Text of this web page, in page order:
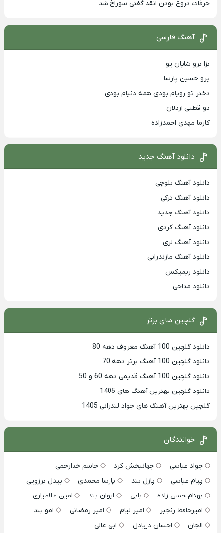
حرفات دروغ بودن انقد گفتی سوراخ شد
آهنگ فارسی
بزا برو شایان یو
پرو حسین پارسا
دختر تو رویام بودی همه دنیام بودی
دو قطبی اردلان
کارما مهدی احمدزاده
دانلود آهنگ جدید
دانلود آهنگ بلوچی
دانلود آهنگ ترکی
دانلود آهنگ جدید
دانلود آهنگ کردی
دانلود آهنگ لری
دانلود آهنگ مازندرانی
دانلود ریمیکس
دانلود مداحی
گلچین های برتر
دانلود گلچین 100 آهنگ معروف دهه 80
دانلود گلچین 100 آهنگ برتر دهه 70
دانلود گلچین 100 آهنگ قدیمی دهه 60 و 50
دانلود گلچین بهترین آهنگ های 1405
گلچین بهترین آهنگ های جواد لندرانی 1405
خوانندگان
جواد عباسی جهانبخش کرد
جاسم خدارحمی
پیام عباسی
پازل بند پارسا محمدی
بیدل برزویی
بهنام حسن زاده
بابی ایوان بند
امین غلامیاری
امیرحافظ رنجبر
امیر لیام امیر رمضانی
امو بند
الجان
احسان دریادل
ابی عالی